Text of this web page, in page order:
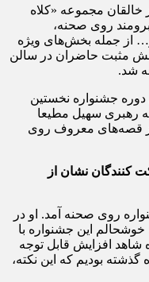
خالقان مجموعه «کلاه
روی صحنه،
از جمله بخش‌های ویژه
مثبت حاضران در سالن
شد.
جشنواره نخستین
رهبری سهیل مطیعا
قصه‌های معروف روی
نشان از
روی صحنه آمد. او در
این جشنواره با
شاهد افزایش قابل توجه
بودیم که این نکته،